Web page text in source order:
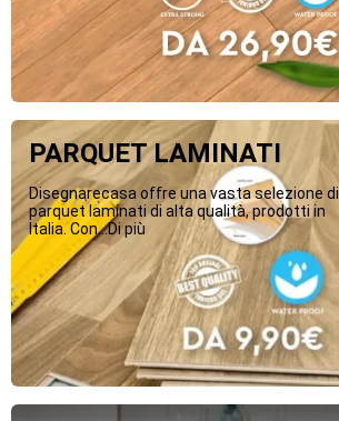
PARQUET LAMINATI
Disegnarecasa offre una vasta selezione di
parquet laminati di alta qualità, prodotti in
Italia. Con...Di più